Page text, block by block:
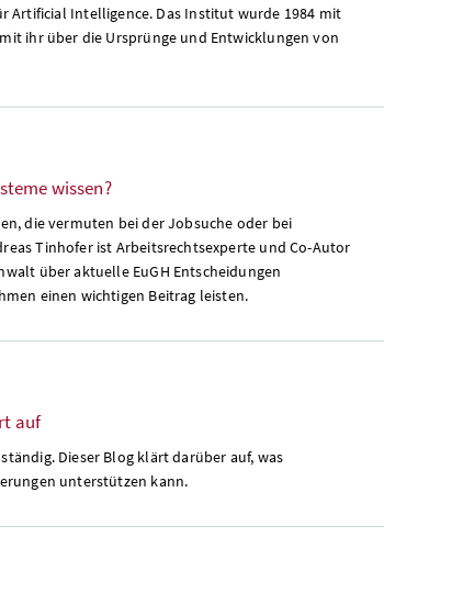
Artificial Intelligence. Das Institut wurde 1984 mit
ihr über die Ursprünge und Entwicklungen von
wissen?
die vermuten bei der Jobsuche oder bei
Tinhofer ist Arbeitsrechtsexperte und Co-Autor
über aktuelle EuGH Entscheidungen
einen wichtigen Beitrag leisten.
auf
Dieser Blog klärt darüber auf, was
unterstützen kann.